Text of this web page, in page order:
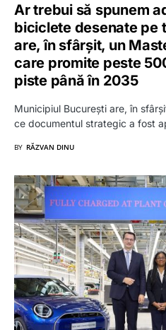
Ar trebui să spunem
biciclete desenate pe
are, în sfârșit, un
care promite peste
piste până în 2035
Municipiul București are, în
ce documentul strategic a fost
BY RĂZVAN DINU